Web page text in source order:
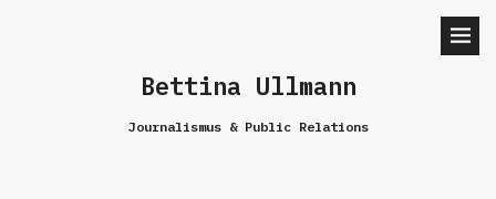
Bettina Ullmann
Journalismus & Public Relations